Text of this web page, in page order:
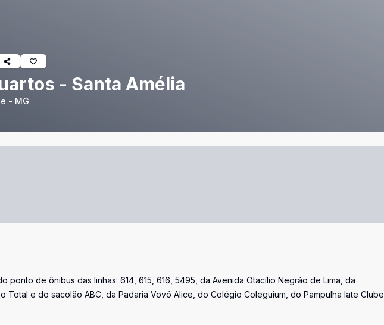
- Santa Amélia
- MG
ponto de ônibus das linhas: 614, 615, 616, 5495, da Avenida Otacílio Negrão de Lima, da
Total e do sacolão ABC, da Padaria Vovó Alice, do Colégio Coleguium, do Pampulha Iate Clube